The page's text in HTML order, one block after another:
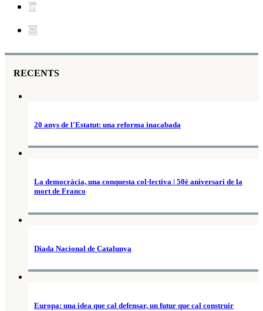
RECENTS
20 anys de l'Estatut: una reforma inacabada
La democràcia, una conquesta col·lectiva | 50è aniversari de la
mort de Franco
Diada Nacional de Catalunya
Europa: una idea que cal defensar, un futur que cal construir